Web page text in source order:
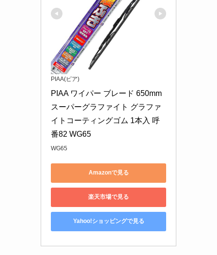
PIAA(ピア)
PIAA ワイパー ブレード 650mm
スーパーグラファイト グラファ
イトコーティングゴム 1本入 呼
番82 WG65
WG65
Amazonで見る
楽天市場で見る
Yahoo!ショッピングで見る